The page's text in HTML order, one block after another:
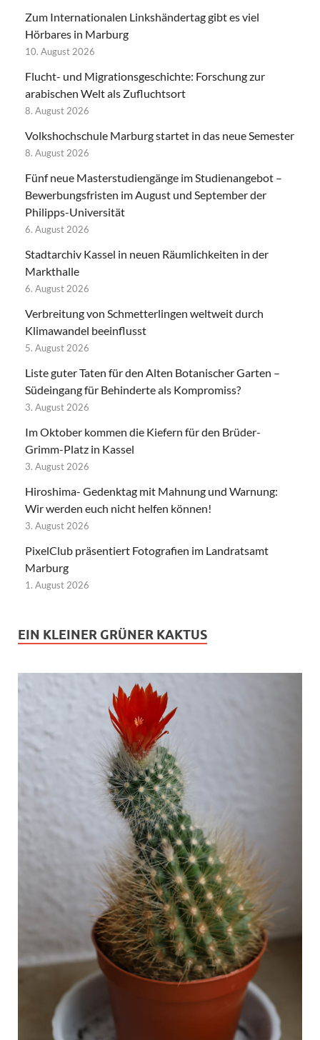
Zum Internationalen Linkshändertag gibt es viel
Hörbares in Marburg
10. August 2026
Flucht- und Migrationsgeschichte: Forschung zur
arabischen Welt als Zufluchtsort
8. August 2026
Volkshochschule Marburg startet in das neue Semester
8. August 2026
Fünf neue Masterstudiengänge im Studienangebot –
Bewerbungsfristen im August und September der
Philipps-Universität
6. August 2026
Stadtarchiv Kassel in neuen Räumlichkeiten in der
Markthalle
6. August 2026
Verbreitung von Schmetterlingen weltweit durch
Klimawandel beeinflusst
5. August 2026
Liste guter Taten für den Alten Botanischer Garten –
Südeingang für Behinderte als Kompromiss?
3. August 2026
Im Oktober kommen die Kiefern für den Brüder-
Grimm-Platz in Kassel
3. August 2026
Hiroshima- Gedenktag mit Mahnung und Warnung:
Wir werden euch nicht helfen können!
3. August 2026
PixelClub präsentiert Fotografien im Landratsamt
Marburg
1. August 2026
EIN KLEINER GRÜNER KAKTUS